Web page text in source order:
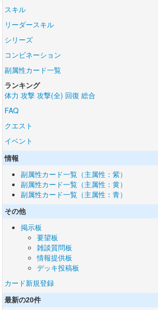
スキル
リーダースキル
シリーズ
コンビネーション
副属性カード一覧
ランキング
体力 攻撃 攻撃(全) 回復 総合
FAQ
クエスト
イベント
情報
副属性カード一覧（主属性：紫）
副属性カード一覧（主属性：黄）
副属性カード一覧（主属性：青）
その他
掲示板
要望板
雑談質問板
情報提供板
デッキ投稿板
カード新規登録
最新の20件